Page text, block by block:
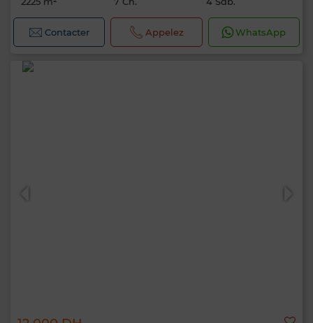
Contacter Appelez WhatsApp